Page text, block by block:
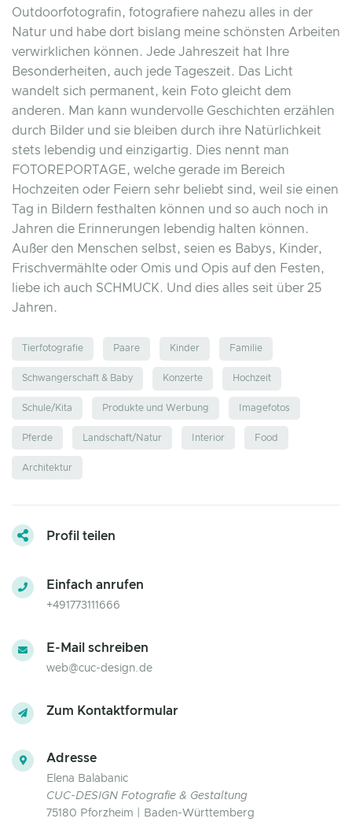
Outdoorfotografin, fotografiere nahezu alles in der
Natur und habe dort bislang meine schönsten Arbeiten
verwirklichen können. Jede Jahreszeit hat Ihre
Besonderheiten, auch jede Tageszeit. Das Licht
wandelt sich permanent, kein Foto gleicht dem
anderen. Man kann wundervolle Geschichten erzählen
durch Bilder und sie bleiben durch ihre Natürlichkeit
stets lebendig und einzigartig. Dies nennt man
FOTOREPORTAGE, welche gerade im Bereich
Hochzeiten oder Feiern sehr beliebt sind, weil sie einen
Tag in Bildern festhalten können und so auch noch in
Jahren die Erinnerungen lebendig halten können.
Außer den Menschen selbst, seien es Babys, Kinder,
Frischvermählte oder Omis und Opis auf den Festen,
liebe ich auch SCHMUCK. Und dies alles seit über 25
Jahren.
Tierfotografie Paare Kinder Familie
Schwangerschaft & Baby Konzerte Hochzeit
Schule/Kita Produkte und Werbung Imagefotos
Pferde Landschaft/Natur Interior Food
Architektur
Profil teilen
Einfach anrufen
+491773111666
E-Mail schreiben
web@cuc-design.de
Zum Kontaktformular
Adresse
Elena Balabanic
CUC-DESIGN Fotografie & Gestaltung
75180 Pforzheim | Baden-Württemberg